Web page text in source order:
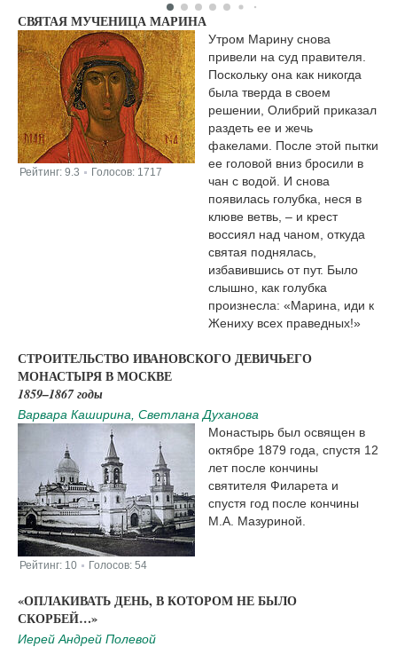
СВЯТАЯ МУЧЕНИЦА МАРИНА
Рейтинг: 9.3 Голосов: 1717
Утром Марину снова
привели на суд правителя.
Поскольку она как никогда
была тверда в своем
решении, Олибрий приказал
раздеть ее и жечь
факелами. После этой пытки
ее головой вниз бросили в
чан с водой. И снова
появилась голубка, неся в
клюве ветвь, – и крест
воссиял над чаном, откуда
святая поднялась,
избавившись от пут. Было
слышно, как голубка
произнесла: «Марина, иди к
Жениху всех праведных!»
СТРОИТЕЛЬСТВО ИВАНОВСКОГО ДЕВИЧЬЕГО
МОНАСТЫРЯ В МОСКВЕ
1859–1867 годы
Варвара Каширина, Светлана Духанова
Рейтинг: 10 Голосов: 54
Монастырь был освящен в
октябре 1879 года, спустя 12
лет после кончины
святителя Филарета и
спустя год после кончины
М.А. Мазуриной.
«ОПЛАКИВАТЬ ДЕНЬ, В КОТОРОМ НЕ БЫЛО
СКОРБЕЙ…»
Иерей Андрей Полевой